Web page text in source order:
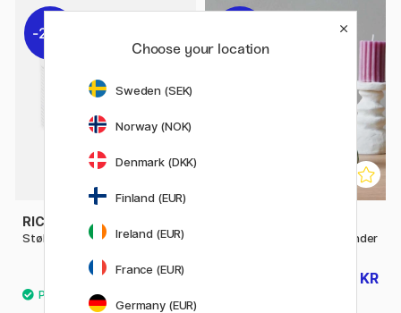
20%
RICO DESIGN
Støbeform til lys Kugle
207 KR
259 KR
Støbeform til lys Rillet cylinder
207 KR
Choose your location
Sweden (SEK)
Norway (NOK)
Denmark (DKK)
Finland (EUR)
Ireland (EUR)
France (EUR)
Germany (EUR)